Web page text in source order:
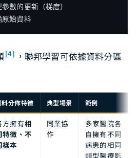
數的更新（梯度）
  - 通訊量遠小於傳輸原始資料
[4] ，聯邦學習可依據資料分區
料分佈特徵 典型場景 範例
方擁有相
特徵、不
樣本
同業協
作
多家醫院各
自擁有不同
病患的相同
類型醫療影